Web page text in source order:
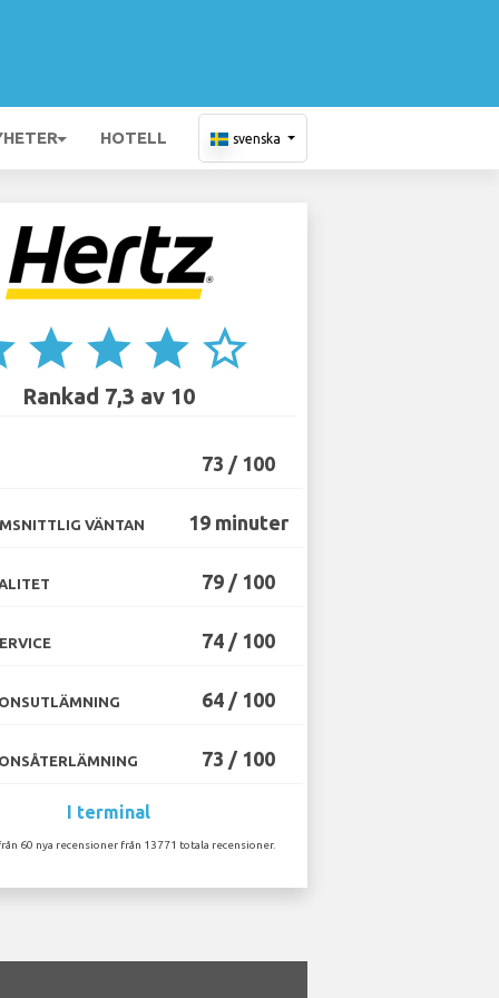
HOTELL svenska
star star star star_border
Rankad 7,3 av 10
73 / 100
VÄNTAN 19 minuter
79 / 100
74 / 100
64 / 100
73 / 100
I terminal
60 nya recensioner från 13771 totala recensioner.